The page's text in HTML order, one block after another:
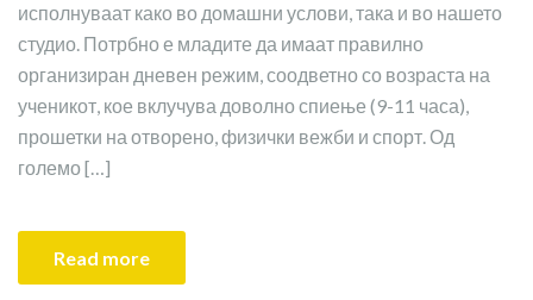
исполнуваат како во домашни услови, така и во нашето
студио. Потрбно е младите да имаат правилно
организиран дневен режим, соодветно со возраста на
ученикот, кое вклучува доволно спиење (9-11 часа),
прошетки на отворено, физички вежби и спорт. Од
големо […]
Read more